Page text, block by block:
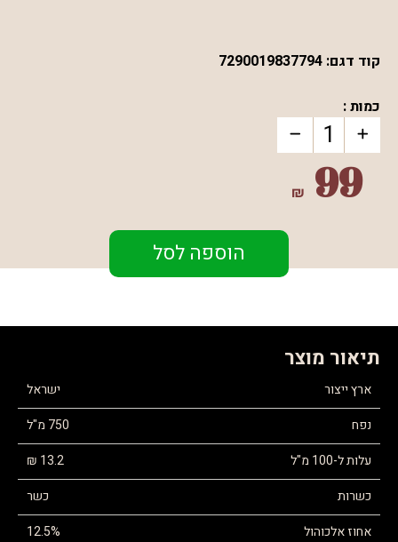
קוד דגם: 7290019837794
כמות :
99
₪
הוספה לסל
תיאור מוצר
ארץ ייצור
ישראל
נפח
750 מ"ל
עלות ל-100 מ"ל
13.2 ₪
כשרות
כשר
אחוז אלכוהול
12.5%